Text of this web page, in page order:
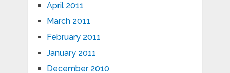
April 2011
March 2011
February 2011
January 2011
December 2010